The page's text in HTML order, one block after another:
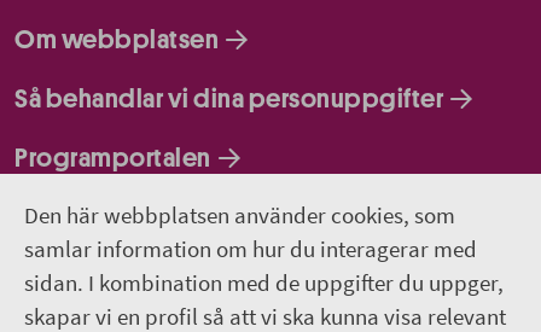
Den här webbplatsen använder cookies, som
samlar information om hur du interagerar med
sidan. I kombination med de uppgifter du uppger,
skapar vi en profil så att vi ska kunna visa relevant
Om webbplatsen
Så behandlar vi dina personuppgifter
Programportalen
Följ oss
Lediga jobb